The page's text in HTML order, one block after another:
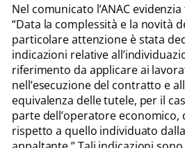
Nel comunicato l’ANAC
“Data la complessità e la novità
particolare attenzione è stata
indicazioni relative
riferimento da applicare ai
nell’esecuzione del contratto e
equivalenza delle tutele, per il
parte dell’operatore economico,
rispetto a quello individuato